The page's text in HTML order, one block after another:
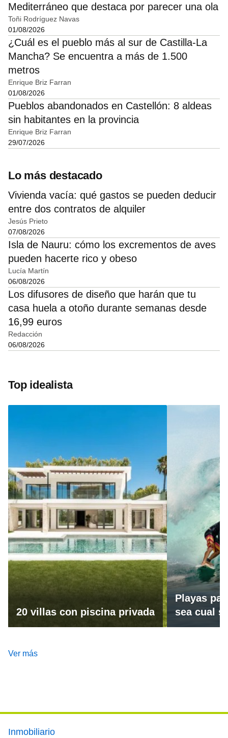
Mediterráneo que destaca por parecer una ola
Toñi Rodríguez Navas
01/08/2026
¿Cuál es el pueblo más al sur de Castilla-La
Mancha? Se encuentra a más de 1.500
metros
Enrique Briz Farran
01/08/2026
Pueblos abandonados en Castellón: 8 aldeas
sin habitantes en la provincia
Enrique Briz Farran
29/07/2026
Lo más destacado
Vivienda vacía: qué gastos se pueden deducir
entre dos contratos de alquiler
Jesús Prieto
07/08/2026
Isla de Nauru: cómo los excrementos de aves
pueden hacerte rico y obeso
Lucía Martín
06/08/2026
Los difusores de diseño que harán que tu
casa huela a otoño durante semanas desde
16,99 euros
Redacción
06/08/2026
Top idealista
20 villas con piscina privada
Playas
sea cual
Ver más
Footer main menu
Inmobiliario